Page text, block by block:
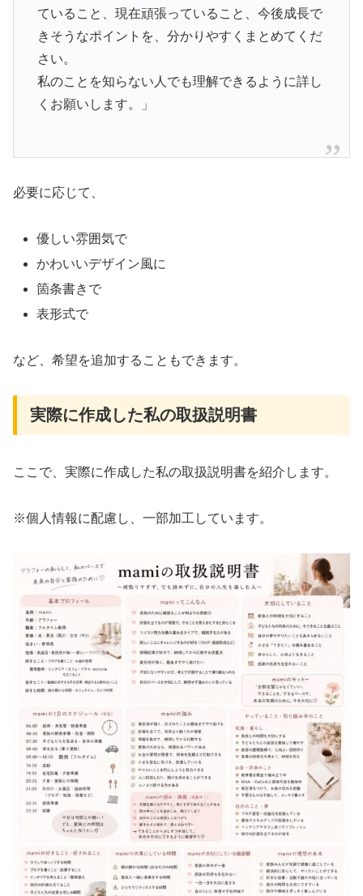
ていること、現在頑張っていること、今後成長で
きそうなポイントを、分かりやすくまとめてくだ
さい。
私のことを知らない人でも理解できるように詳し
くお願いします。」
必要に応じて、
優しい雰囲気で
かわいいデザイン風に
箇条書きで
表形式で
など、希望を追加することもできます。
実際に作成した私の取扱説明書
ここで、実際に作成した私の取扱説明書を紹介します。
※個人情報に配慮し、一部加工しています。